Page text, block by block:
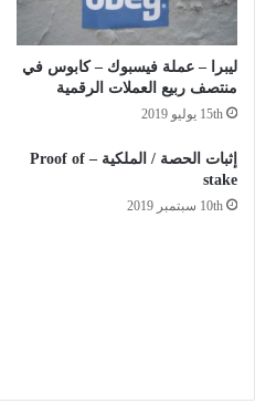
ليبرا – عملة فيسبوك – كابوس في
منتصف ربيع العملات الرقمية
15th يوليو 2019
إثبات الحصة / الملكية – Proof of
stake
10th سبتمبر 2019